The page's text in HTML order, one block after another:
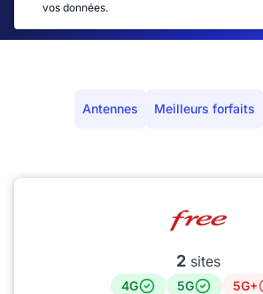
vos données.
Antennes Meilleurs forfaits
2 sites
4G 5G
5G+